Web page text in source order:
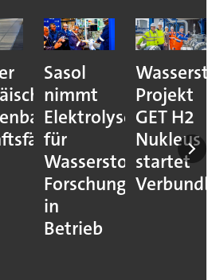
Sasol
nimmt
Elektrolyseur
für
Wasserstoff-
Forschung
in
Betrieb
Projekt
GET H2
Nukleus
startet